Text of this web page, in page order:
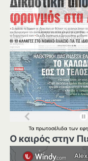
Τα πρωτοσέλιδα των
Ο καιρός στην